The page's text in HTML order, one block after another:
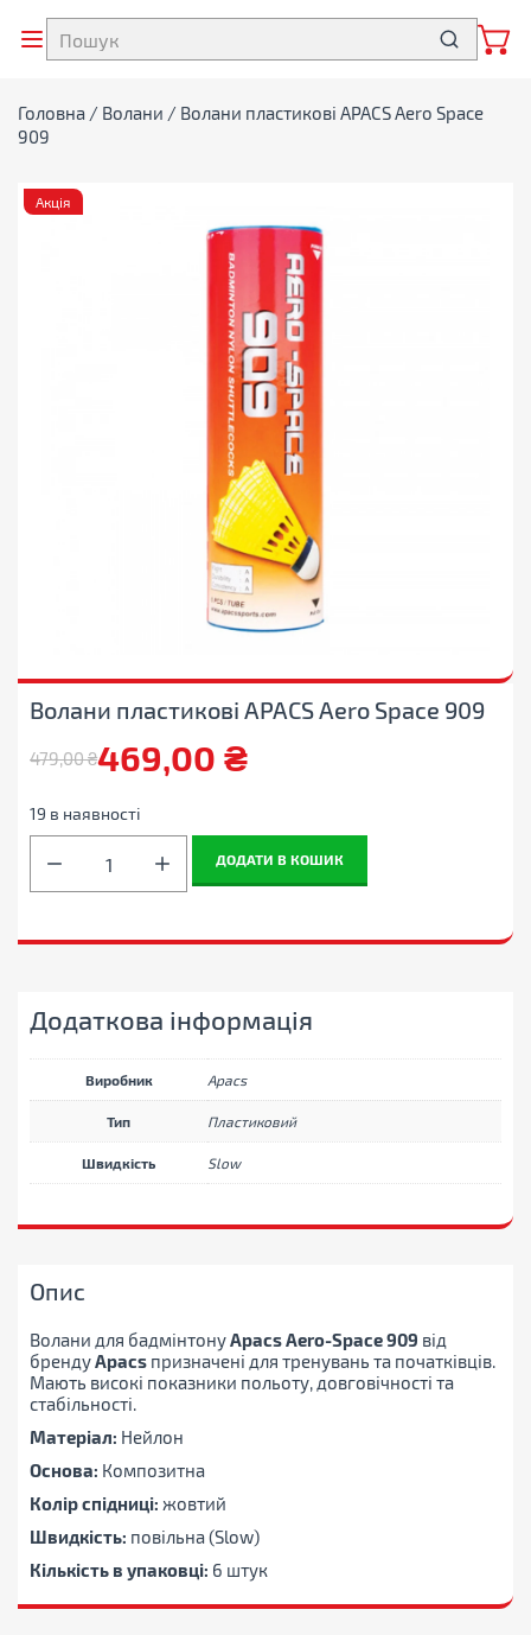
Головна / Волани / Волани пластикові APACS Aero Space
909
Акція
Волани пластикові APACS Aero Space 909
479,00₴
Оригінальна
ціна:
479,00 ₴.
469,00 ₴
Поточна
ціна:
469,00 ₴.
19 в наявності
пластикові
APACS
909
ДОДАТИ В КОШИК
Додаткова інформація
Виробник Apacs
Тип Пластиковий
Швидкість Slow
Опис
Волани для бадмінтонуApacs Aero-Space 909 від
брендуApacs призначені для тренувань та початківців.
Мають високі показники польоту, довговічності та
стабільності.
Матеріал: Нейлон
Основа: Композитна
Колір спідниці: жовтий
Швидкість: повільна (Slow)
Кількість в упаковці: 6 штук